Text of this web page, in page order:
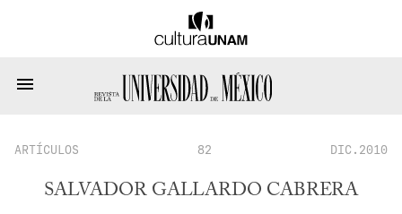
ARTÍCULOS 82 DIC.2010
SALVADOR GALLARDO CABRERA